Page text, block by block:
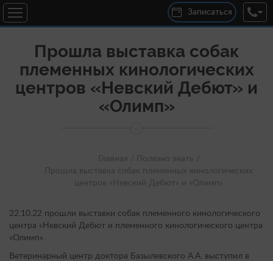
Записаться
Прошла выставка собак
племенных кинологических
центров «Невский Дебют» и
«Олимп»
Главная /
Полезно знать /
Прошла выставка собак племенных кинологических
центров «Невский Дебют» и «Олимп»
22.10.22 прошли выставки собак племенного кинологического
центра «Невский Дебют и племенного кинологического центра
«Олимп».
Ветеринарный центр доктора Базылевского А.А. выступил в